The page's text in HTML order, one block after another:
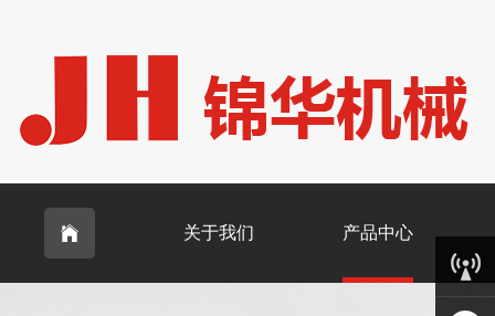
 关于我们 产品中心